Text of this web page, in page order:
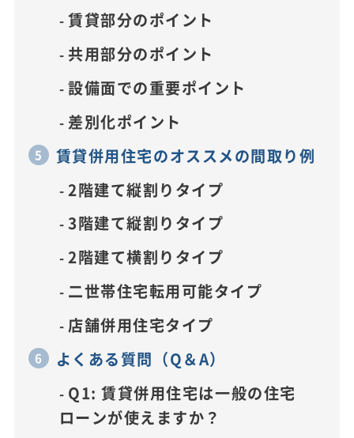
賃貸部分のポイント
共用部分のポイント
設備面での重要ポイント
差別化ポイント
賃貸併用住宅のオススメの間取り例
2階建て縦割りタイプ
3階建て縦割りタイプ
2階建て横割りタイプ
二世帯住宅転用可能タイプ
店舗併用住宅タイプ
よくある質問（Q＆A）
Q1: 賃貸併用住宅は一般の住宅
ローンが使えますか？